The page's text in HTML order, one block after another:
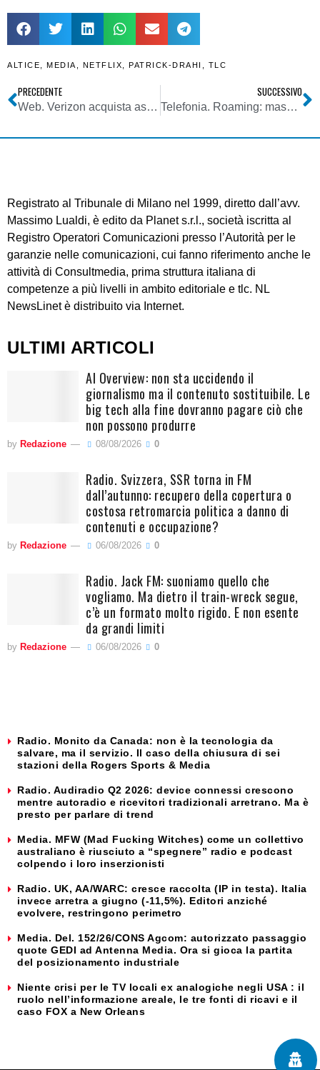
ALTICE MEDIA NETFLIX PATRICK-DRAHI TLC
PRECEDENTE
Web. Verizon acquista asset core di Yahoo. La Meyer lascia azienda dopo 5 anni
SUCCESSIVO
Telefonia. Roaming: massima vigilanza di Agcom su rispetto nuove regole per chiamare e connettersi senza costi aggiuntivi
Registrato al Tribunale di Milano nel 1999, diretto dall’avv.
Massimo Lualdi, è edito da Planet s.r.l., società iscritta al
Registro Operatori Comunicazioni presso l’Autorità per le
garanzie nelle comunicazioni, cui fanno riferimento anche le
attività di Consultmedia, prima struttura italiana di
competenze a più livelli in ambito editoriale e tlc. NL
NewsLinet è distribuito via Internet.
ULTIMI ARTICOLI
AI Overview: non sta uccidendo il
giornalismo ma il contenuto sostituibile. Le
big tech alla fine dovranno pagare ciò che
non possono produrre
by Redazione 08/08/2026 0
Radio. Svizzera, SSR torna in FM
dall’autunno: recupero della copertura o
costosa retromarcia politica a danno di
contenuti e occupazione?
by Redazione 06/08/2026 0
Radio. Jack FM: suoniamo quello che
vogliamo. Ma dietro il train-wreck segue,
c’è un formato molto rigido. E non esente
da grandi limiti
by Redazione 06/08/2026 0
Radio. Monito da Canada: non è la tecnologia da
salvare, ma il servizio. Il caso della chiusura di sei
stazioni della Rogers Sports & Media
Radio. Audiradio Q2 2026: device connessi crescono
mentre autoradio e ricevitori tradizionali arretrano. Ma è
presto per parlare di trend
Media. MFW (Mad Fucking Witches) come un collettivo
australiano è riusciuto a “spegnere” radio e podcast
colpendo i loro inserzionisti
Radio. UK, AA/WARC: cresce raccolta (IP in testa). Italia
invece arretra a giugno (-11,5%). Editori anziché
evolvere, restringono perimetro
Media. Del. 152/26/CONS Agcom: autorizzato passaggio
quote GEDI ad Antenna Media. Ora si gioca la partita
del posizionamento industriale
Niente crisi per le TV locali ex analogiche negli USA : il
ruolo nell’informazione areale, le tre fonti di ricavi e il
caso FOX a New Orleans